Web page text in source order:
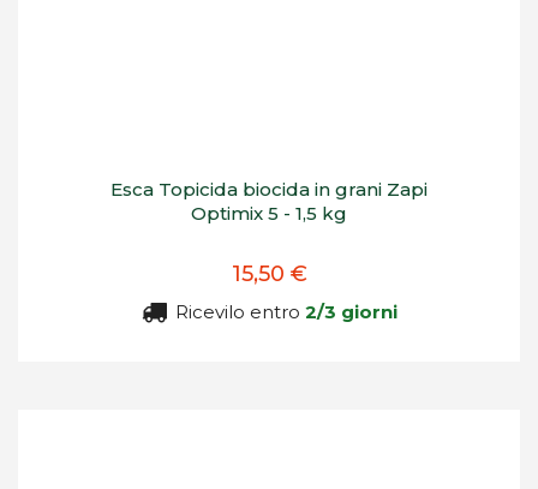
Esca Topicida biocida in grani Zapi
Optimix 5 - 1,5 kg
15,50 €
Ricevilo entro 2/3 giorni